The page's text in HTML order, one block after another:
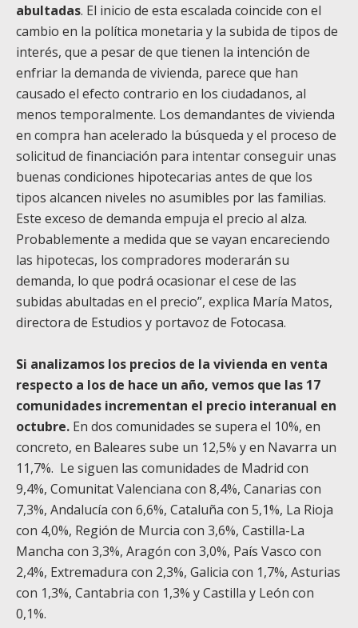
abultadas. El inicio de esta escalada coincide con el
cambio en la política monetaria y la subida de tipos de
interés, que a pesar de que tienen la intención de
enfriar la demanda de vivienda, parece que han
causado el efecto contrario en los ciudadanos, al
menos temporalmente. Los demandantes de vivienda
en compra han acelerado la búsqueda y el proceso de
solicitud de financiación para intentar conseguir unas
buenas condiciones hipotecarias antes de que los
tipos alcancen niveles no asumibles por las familias.
Este exceso de demanda empuja el precio al alza.
Probablemente a medida que se vayan encareciendo
las hipotecas, los compradores moderarán su
demanda, lo que podrá ocasionar el cese de las
subidas abultadas en el precio”, explica María Matos,
directora de Estudios y portavoz de Fotocasa.
Si analizamos los precios de la vivienda en venta
respecto a los de hace un año, vemos que las 17
comunidades incrementan el precio interanual en
octubre. En dos comunidades se supera el 10%, en
concreto, en Baleares sube un 12,5% y en Navarra un
11,7%. Le siguen las comunidades de Madrid con
9,4%, Comunitat Valenciana con 8,4%, Canarias con
7,3%, Andalucía con 6,6%, Cataluña con 5,1%, La Rioja
con 4,0%, Región de Murcia con 3,6%, Castilla-La
Mancha con 3,3%, Aragón con 3,0%, País Vasco con
2,4%, Extremadura con 2,3%, Galicia con 1,7%, Asturias
con 1,3%, Cantabria con 1,3% y Castilla y León con
0,1%.